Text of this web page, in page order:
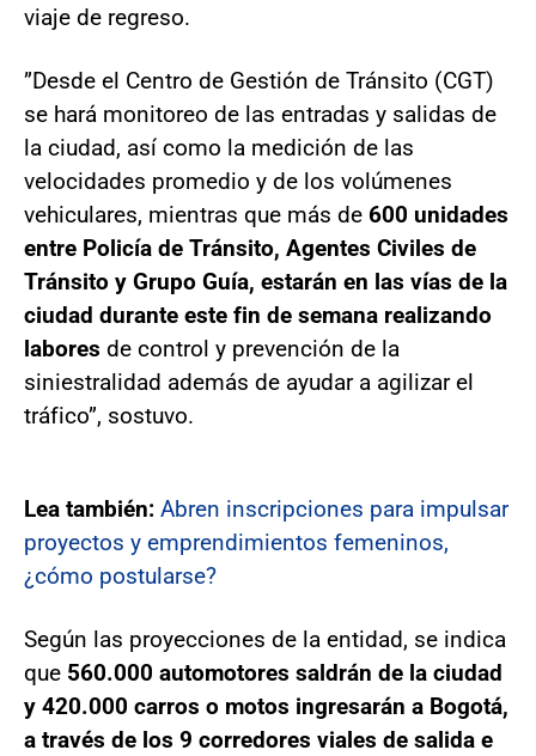
viaje de regreso.
”Desde el Centro de Gestión de Tránsito (CGT)
se hará monitoreo de las entradas y salidas de
la ciudad, así como la medición de las
velocidades promedio y de los volúmenes
vehiculares, mientras que más de 600 unidades
entre Policía de Tránsito, Agentes Civiles de
Tránsito y Grupo Guía, estarán en las vías de la
ciudad durante este fin de semana realizando
labores de control y prevención de la
siniestralidad además de ayudar a agilizar el
tráfico”, sostuvo.
Lea también: Abren inscripciones para impulsar
proyectos y emprendimientos femeninos,
¿cómo postularse?
Según las proyecciones de la entidad, se indica
que 560.000 automotores saldrán de la ciudad
y 420.000 carros o motos ingresarán a Bogotá,
a través de los 9 corredores viales de salida e